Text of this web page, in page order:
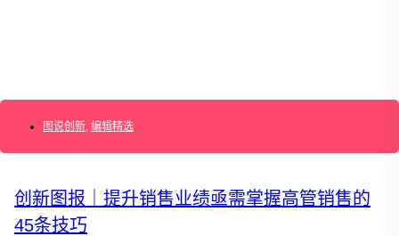
图说创新, 编辑精选
创新图报｜提升销售业绩亟需掌握高管销售的
45条技巧